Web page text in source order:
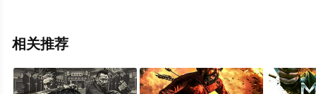
相关推荐